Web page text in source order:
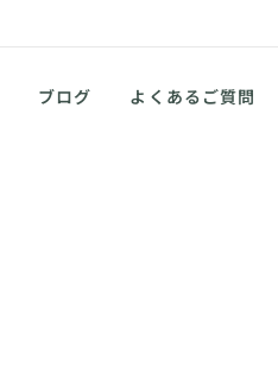
ブログ よくあるご質問